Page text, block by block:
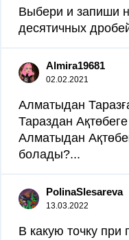
Выбери и запиши
десятичных
Almira19681
02.02.2021
Алматыдан
Тараздан
Алматыдан
болады?...
PolinaSlesareva
13.03.2022
В какую точку при